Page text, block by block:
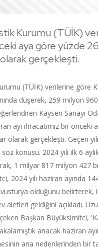
Kurumu (TÜİK)
aya göre yüzde
gerçekleşti.
(TÜİK) verilerine göre
düşerek, 259 milyon
Kayseri Sanayi
ayı ihracatımız bir
olarak gerçekleşti. Geçen
konusu. 2024 yılı ilk 6
1 milyar 817 milyon 427
2024 yılı haziran ayında
olduğunu belirterek,
aletleri geldiğini açıkladı.
Başkan Büyüksimitci,
anacak haziran
ana nedenlerinden